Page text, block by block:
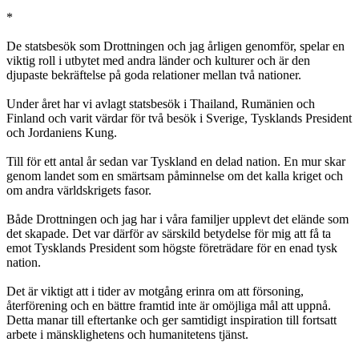
*
De statsbesök som Drottningen och jag årligen genomför, spelar en
viktig roll i utbytet med andra länder och kulturer och är den
djupaste bekräftelse på goda relationer mellan två nationer.
Under året har vi avlagt statsbesök i Thailand, Rumänien och
Finland och varit värdar för två besök i Sverige, Tysklands President
och Jordaniens Kung.
Till för ett antal år sedan var Tyskland en delad nation. En mur skar
genom landet som en smärtsam påminnelse om det kalla kriget och
om andra världskrigets fasor.
Både Drottningen och jag har i våra familjer upplevt det elände som
det skapade. Det var därför av särskild betydelse för mig att få ta
emot Tysklands President som högste företrädare för en enad tysk
nation.
Det är viktigt att i tider av motgång erinra om att försoning,
återförening och en bättre framtid inte är omöjliga mål att uppnå.
Detta manar till eftertanke och ger samtidigt inspiration till fortsatt
arbete i mänsklighetens och humanitetens tjänst.